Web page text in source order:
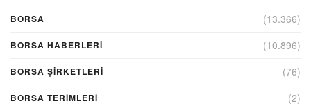
BORSA (13.366)
BORSA HABERLERI (10.896)
BORSA ŞIRKETLERI (76)
BORSA TERIMLERI (2)